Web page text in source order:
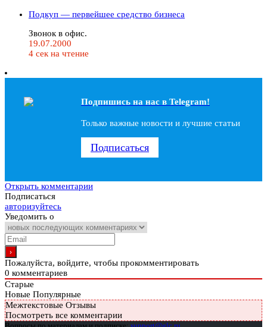
Подкуп — первейшее средство бизнеса
Звонок в офис.
19.07.2000
4 сек на чтение
Подпишись на наc в Telegram!
Только важные новости и лучшие статьи
Подписаться
Открыть комментарии
Подписаться
авторизуйтесь
Уведомить о
Пожалуйста, войдите, чтобы прокомментировать
0 комментариев
Старые
Новые Популярные
Межтекстовые Отзывы
Посмотреть все комментарии